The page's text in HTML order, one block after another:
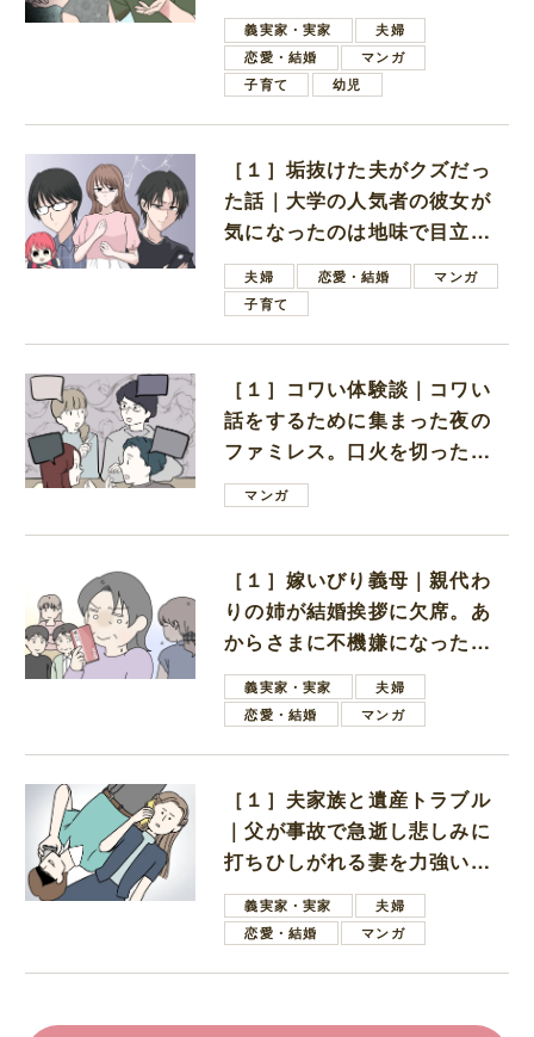
しいと言ってきた
義実家・実家
夫婦
恋愛・結婚
マンガ
子育て
幼児
［１］垢抜けた夫がクズだっ
た話｜大学の人気者の彼女が
気になったのは地味で目立た
ない男子学生
夫婦 恋愛・結婚
マンガ
子育て
［１］コワい体験談｜コワい
話をするために集まった夜の
ファミレス。口火を切ったの
は電車好きの男の子ママ
マンガ
［１］嫁いびり義母｜親代わ
りの姉が結婚挨拶に欠席。あ
からさまに不機嫌になった義
母義実家・実家
夫婦
恋愛・結婚
マンガ
［１］夫家族と遺産トラブル
｜父が事故で急逝し悲しみに
打ちひしがれる妻を力強い言
葉で励ます夫
義実家・実家
夫婦
恋愛・結婚
マンガ